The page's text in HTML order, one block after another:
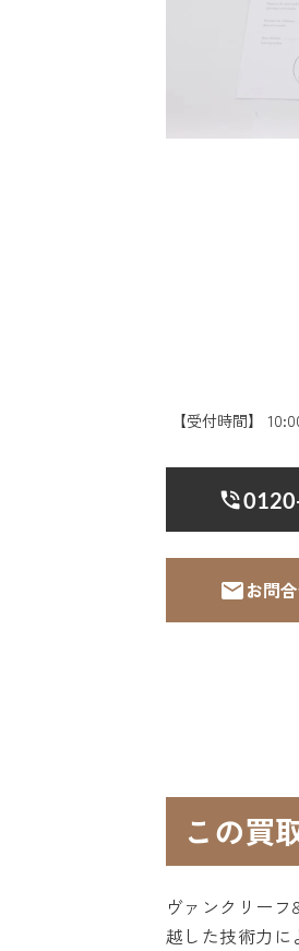
【受付時間】
お問
この買
ヴァンクリー
越した技術力に